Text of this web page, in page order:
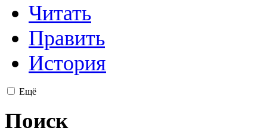
Читать
Править
История
Ещё
Поиск